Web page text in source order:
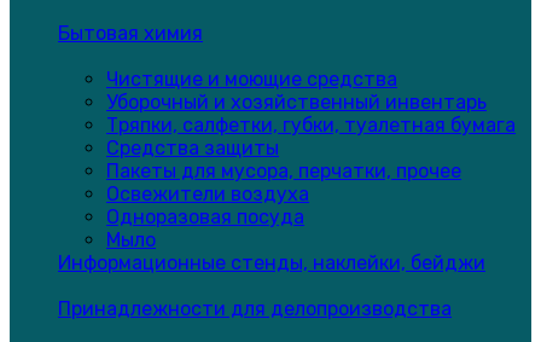
Бытовая химия
Чистящие и моющие средства
Уборочный и хозяйственный инвентарь
Тряпки, салфетки, губки, туалетная бумага
Средства защиты
Пакеты для мусора, перчатки, прочее
Освежители воздуха
Одноразовая посуда
Мыло
Информационные стенды, наклейки, бейджи
Принадлежности для делопроизводства